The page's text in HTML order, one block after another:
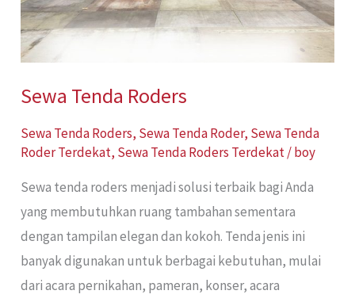
Sewa Tenda Roders
Sewa Tenda Roders, Sewa Tenda Roder, Sewa Tenda
Roder Terdekat, Sewa Tenda Roders Terdekat/boy
Sewa tenda roders menjadi solusi terbaik bagi Anda
yang membutuhkan ruang tambahan sementara
dengan tampilan elegan dan kokoh. Tenda jenis ini
banyak digunakan untuk berbagai kebutuhan, mulai
dari acara pernikahan, pameran, konser, acara